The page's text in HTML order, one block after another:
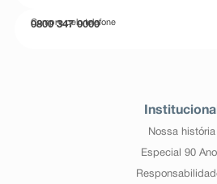
Compre pelo telefone
0800 347 0000
Institucional
Nossa história
Especial 90